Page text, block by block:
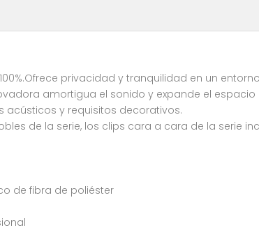
privacidad y tranquilidad en un
amortigua el sonido y expande el
acústicos y requisitos decorativos.
de la serie, los clips cara a cara de la serie
de fibra de poliéster